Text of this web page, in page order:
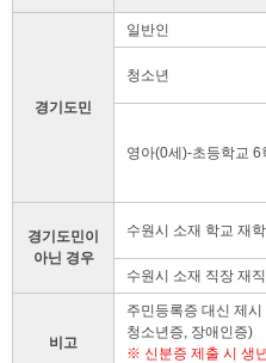
경기도민
일반인
청소년
영아(0세)-초등학교 6
경기도민이
아닌 경우
수원시 소재 학교 재
수원시 소재 직장 재
비고
주민등록증 대신 제
청소년증, 장애인증)
※ 신분증 제출 시 생